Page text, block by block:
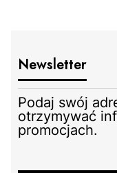
Newsletter
Podaj swój
otrzymywać
promocjach.